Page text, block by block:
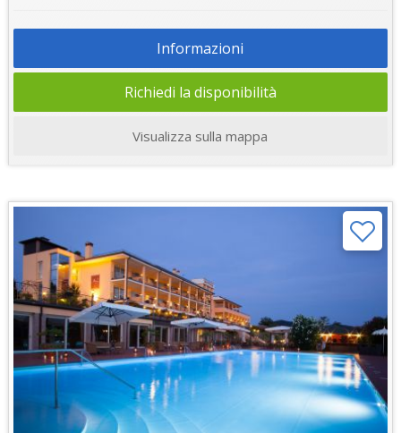
Informazioni
Richiedi la disponibilità
Visualizza sulla mappa